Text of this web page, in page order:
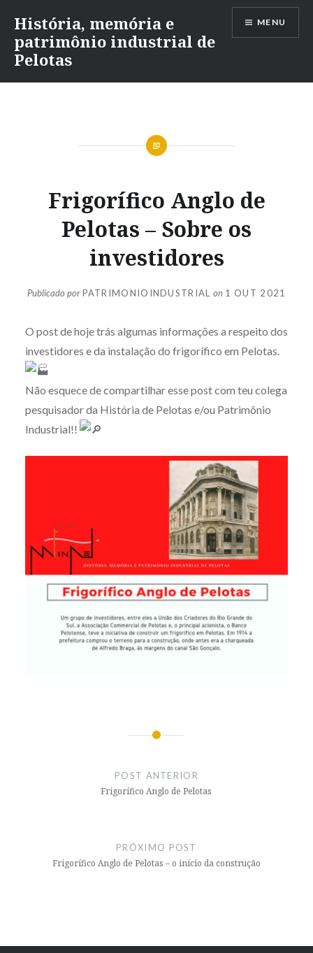
para
conteúdo
História, memória e
patrimônio industrial de
Pelotas
MENU
Frigorífico Anglo de
Pelotas – Sobre os
investidores
Publicado porPATRIMONIOINDUSTRIAL on 1 OUT 2021
O post de hoje trás algumas informações a respeito dos
investidores e da instalação do frigorífico em Pelotas.
Não esquece de compartilhar esse post com teu colega
pesquisador da História de Pelotas e/ou Patrimônio
Industrial!!
POST ANTERIOR
Frigorífico Anglo de Pelotas
PRÓXIMO POST
Frigorífico Anglo de Pelotas – o início da construção